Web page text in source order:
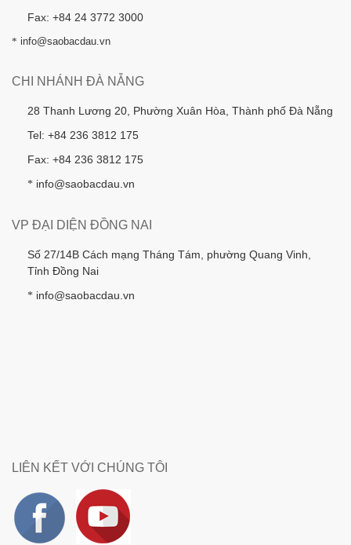
Fax: +84 24 3772 3000
* info@saobacdau.vn
CHI NHÁNH ĐÀ NẴNG
28 Thanh Lương 20, Phường Xuân Hòa, Thành phố Đà Nẵng
Tel: +84 236 3812 175
Fax: +84 236 3812 175
* info@saobacdau.vn
VP ĐẠI DIỆN ĐỒNG NAI
Số 27/14B Cách mạng Tháng Tám, phường Quang Vinh,
Tỉnh Đồng Nai
* info@saobacdau.vn
LIÊN KẾT VỚI CHÚNG TÔI